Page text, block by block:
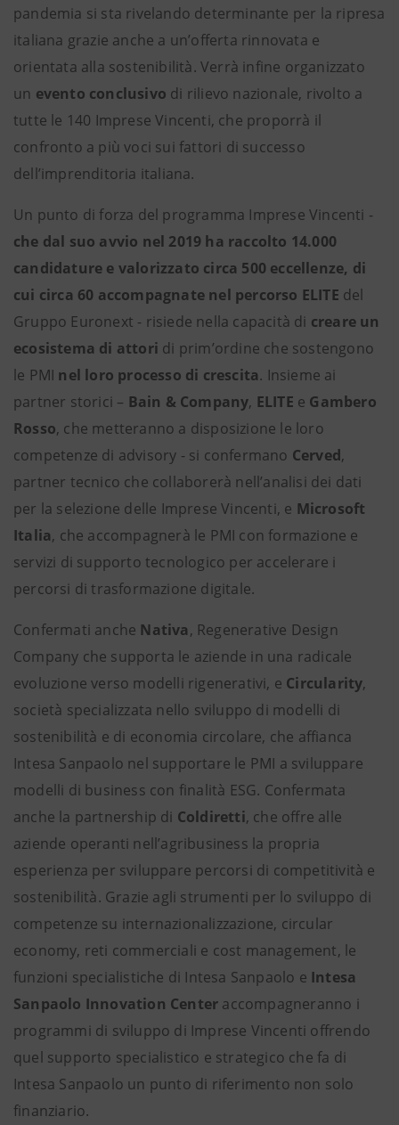
pandemia si sta rivelando determinante per la ripresa
italiana grazie anche a un’offerta rinnovata e
orientata alla sostenibilità. Verrà infine organizzato
un evento conclusivo di rilievo nazionale, rivolto a
tutte le 140 Imprese Vincenti, che proporrà il
confronto a più voci sui fattori di successo
dell’imprenditoria italiana.
Un punto di forza del programma Imprese Vincenti -
che dal suo avvio nel 2019 ha raccolto 14.000
candidature e valorizzato circa 500 eccellenze, di
cui circa 60 accompagnate nel percorso ELITE del
Gruppo Euronext - risiede nella capacità di creare un
ecosistema di attori di prim’ordine che sostengono
le PMI nel loro processo di crescita. Insieme ai
partner storici – Bain & Company, ELITE e Gambero
Rosso, che metteranno a disposizione le loro
competenze di advisory - si confermano Cerved,
partner tecnico che collaborerà nell’analisi dei dati
per la selezione delle Imprese Vincenti, e Microsoft
Italia, che accompagnerà le PMI con formazione e
servizi di supporto tecnologico per accelerare i
percorsi di trasformazione digitale.
Confermati anche Nativa, Regenerative Design
Company che supporta le aziende in una radicale
evoluzione verso modelli rigenerativi, e Circularity,
società specializzata nello sviluppo di modelli di
sostenibilità e di economia circolare, che affianca
Intesa Sanpaolo nel supportare le PMI a sviluppare
modelli di business con finalità ESG. Confermata
anche la partnership di Coldiretti, che offre alle
aziende operanti nell’agribusiness la propria
esperienza per sviluppare percorsi di competitività e
sostenibilità. Grazie agli strumenti per lo sviluppo di
competenze su internazionalizzazione, circular
economy, reti commerciali e cost management, le
funzioni specialistiche di Intesa Sanpaolo e Intesa
Sanpaolo Innovation Center accompagneranno i
programmi di sviluppo di Imprese Vincenti offrendo
quel supporto specialistico e strategico che fa di
Intesa Sanpaolo un punto di riferimento non solo
finanziario.